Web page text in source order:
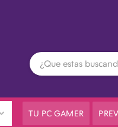
TU PC GAMER